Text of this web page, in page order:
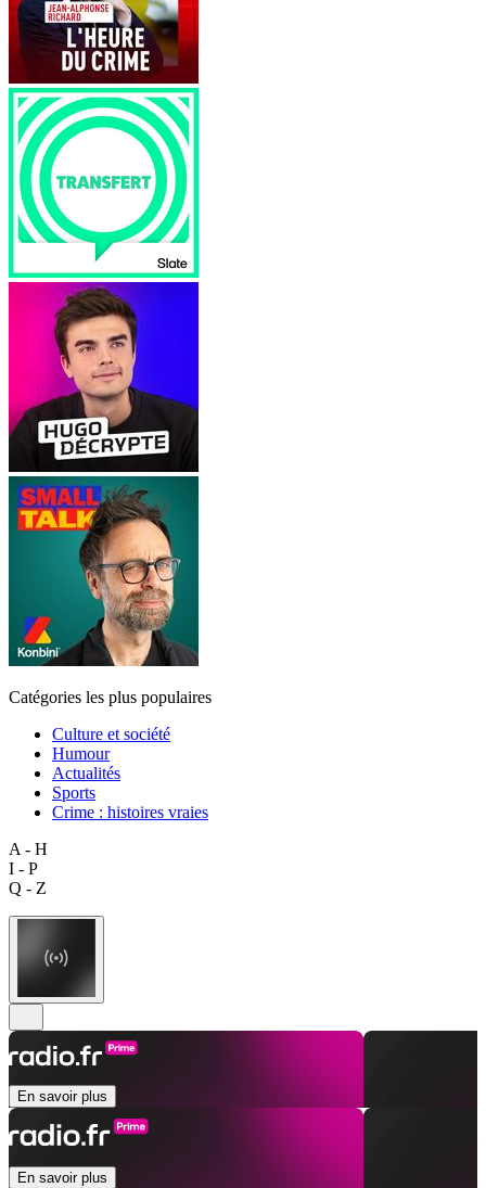
Catégories les plus populaires
Culture et société
Humour
Actualités
Sports
Crime : histoires vraies
A - H
I - P
Q - Z
En savoir plus
En savoir plus